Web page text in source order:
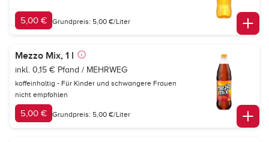
5,00 € Grundpreis: 5,00 €/Liter
Mezzo Mix, 1 l
inkl. 0,15 € Pfand / MEHRWEG
koffeinhaltig - Für Kinder und schwangere Frauen
nicht empfohlen
5,00 € Grundpreis: 5,00 €/Liter